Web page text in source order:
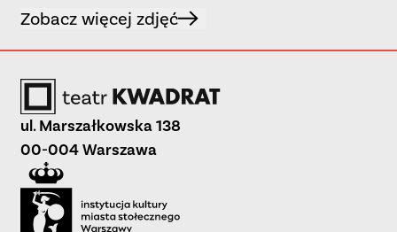
Zobacz więcej zdjęć
ul. Marszałkowska 138
00-004 Warszawa